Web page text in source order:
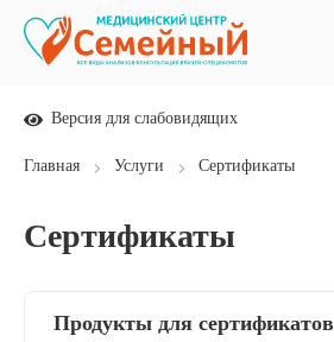
Версия для слабовидящих
Главная Услуги Сертификаты
Сертификаты
Продукты для сертификатов